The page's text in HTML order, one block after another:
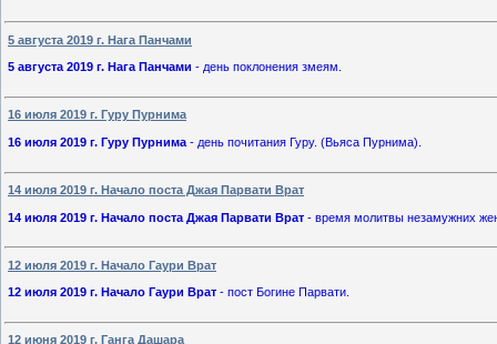
5 августа 2019 г. Нага Панчами
5 августа 2019 г. Нага Панчами - день поклонения змеям.
16 июля 2019 г. Гуру Пурнима
16 июля 2019 г. Гуру Пурнима - день почитания Гуру. (Вьяса Пурнима).
14 июля 2019 г. Начало поста Джая Парвати Врат
14 июля 2019 г. Начало поста Джая Парвати Врат - время молитвы незамужних
12 июля 2019 г. Начало Гаури Врат
12 июля 2019 г. Начало Гаури Врат - пост Богине Парвати.
12 июня 2019 г. Ганга Дашара